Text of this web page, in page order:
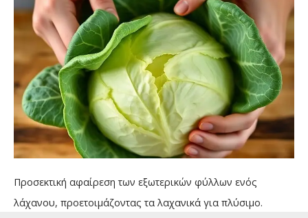
Προσεκτική αφαίρεση των εξωτερικών φύλλων ενός
λάχανου, προετοιμάζοντας τα λαχανικά για πλύσιμο.